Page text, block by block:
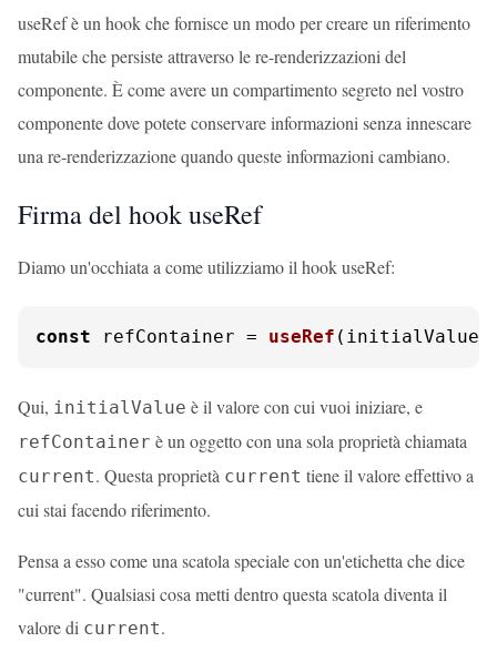
useRef è un hook che fornisce un modo per creare un riferimento
mutabile che persiste attraverso le re-renderizzazioni del
componente. È come avere un compartimento segreto nel vostro
componente dove potete conservare informazioni senza innescare
una re-renderizzazione quando queste informazioni cambiano.
Firma del hook useRef
Diamo un'occhiata a come utilizziamo il hook useRef:
const refContainer = useRef
Qui, initialValue è il valore con cui vuoi iniziare, e
refContainer è un oggetto con una sola proprietà chiamata
current. Questa proprietà current tiene il valore effettivo a
cui stai facendo riferimento.
Pensa a esso come una scatola speciale con un'etichetta che dice
"current". Qualsiasi cosa metti dentro questa scatola diventa il
valore di current.